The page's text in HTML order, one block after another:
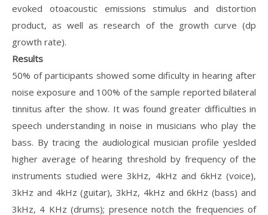
evoked otoacoustic emissions stimulus and distortion
product, as well as research of the growth curve (dp
growth rate).
Results
50% of participants showed some dificulty in hearing after
noise exposure and 100% of the sample reported bilateral
tinnitus after the show. It was found greater difficulties in
speech understanding in noise in musicians who play the
bass. By tracing the audiological musician profile yeslded
higher average of hearing threshold by frequency of the
instruments studied were 3kHz, 4kHz and 6kHz (voice),
3kHz and 4kHz (guitar), 3kHz, 4kHz and 6kHz (bass) and
3kHz, 4 KHz (drums); presence notch the frequencies of